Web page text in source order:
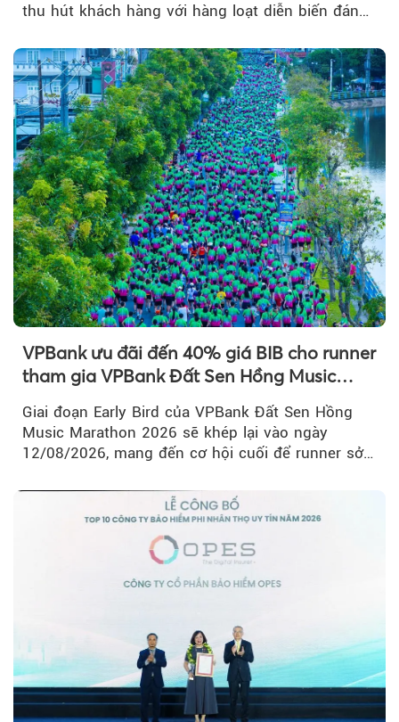
thu hút khách hàng với hàng loạt diễn biến đáng
VPBank ưu đãi đến 40% giá BIB cho runner
tham gia VPBank Đất Sen Hồng Music
Giai đoạn Early Bird của VPBank Đất Sen Hồng
Music Marathon 2026 sẽ khép lại vào ngày
12/08/2026, mang đến cơ hội cuối để runner sở